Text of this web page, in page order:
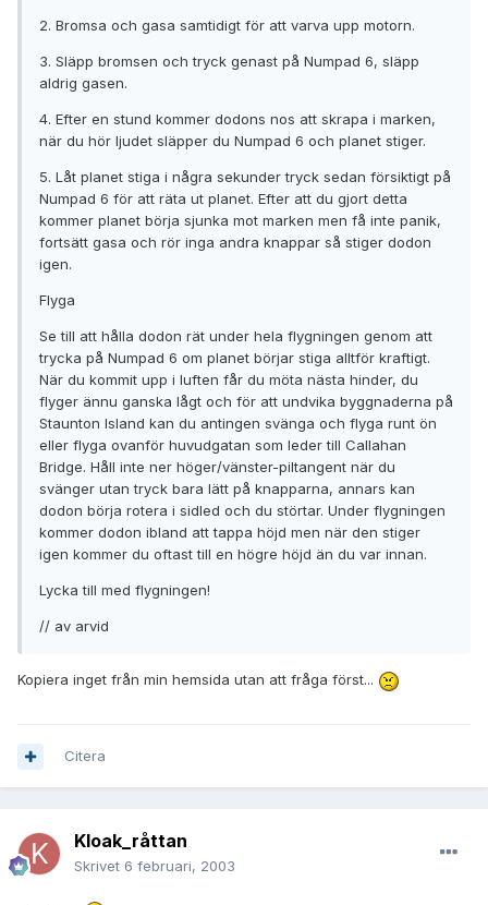
2. Bromsa och gasa samtidigt för att varva upp motorn.
3. Släpp bromsen och tryck genast på Numpad 6, släpp
aldrig gasen.
4. Efter en stund kommer dodons nos att skrapa i marken,
när du hör ljudet släpper du Numpad 6 och planet stiger.
5. Låt planet stiga i några sekunder tryck sedan försiktigt på
Numpad 6 för att räta ut planet. Efter att du gjort detta
kommer planet börja sjunka mot marken men få inte panik,
fortsätt gasa och rör inga andra knappar så stiger dodon
igen.
Flyga
Se till att hålla dodon rät under hela flygningen genom att
trycka på Numpad 6 om planet börjar stiga alltför kraftigt.
När du kommit upp i luften får du möta nästa hinder, du
flyger ännu ganska lågt och för att undvika byggnaderna på
Staunton Island kan du antingen svänga och flyga runt ön
eller flyga ovanför huvudgatan som leder till Callahan
Bridge. Håll inte ner höger/vänster-piltangent när du
svänger utan tryck bara lätt på knapparna, annars kan
dodon börja rotera i sidled och du störtar. Under flygningen
kommer dodon ibland att tappa höjd men när den stiger
igen kommer du oftast till en högre höjd än du var innan.
Lycka till med flygningen!
// av arvid
Kopiera inget från min hemsida utan att fråga först...
Citera
Kloak_råttan
Skrivet 6 februari, 2003